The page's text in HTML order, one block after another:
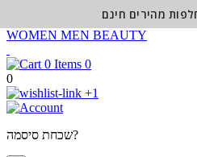
WOMEN MEN BEAUTY
0
0
+1
שכחת סיסמה?
מהירים חינם